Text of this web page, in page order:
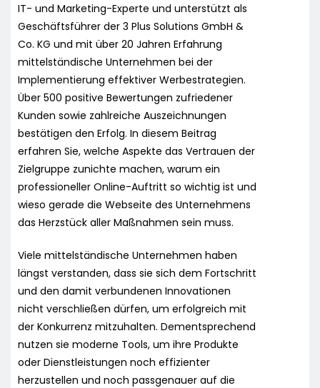
IT- und Marketing-Experte und unterstützt als
Geschäftsführer der 3 Plus Solutions GmbH &
Co. KG und mit über 20 Jahren Erfahrung
mittelständische Unternehmen bei der
Implementierung effektiver Werbestrategien.
Über 500 positive Bewertungen zufriedener
Kunden sowie zahlreiche Auszeichnungen
bestätigen den Erfolg. In diesem Beitrag
erfahren Sie, welche Aspekte das Vertrauen der
Zielgruppe zunichte machen, warum ein
professioneller Online-Auftritt so wichtig ist und
wieso gerade die Webseite des Unternehmens
das Herzstück aller Maßnahmen sein muss.
Viele mittelständische Unternehmen haben
längst verstanden, dass sie sich dem Fortschritt
und den damit verbundenen Innovationen
nicht verschließen dürfen, um erfolgreich mit
der Konkurrenz mitzuhalten. Dementsprechend
nutzen sie moderne Tools, um ihre Produkte
oder Dienstleistungen noch effizienter
herzustellen und noch passgenauer auf die